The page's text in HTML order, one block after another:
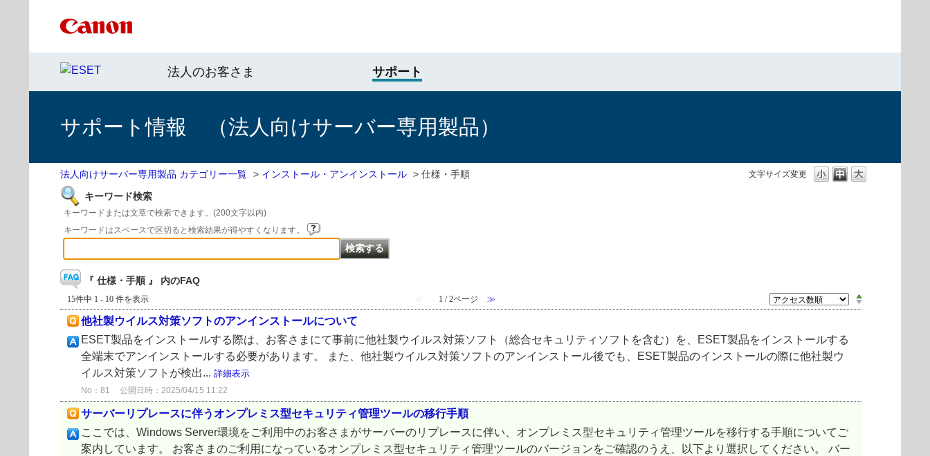
法人のお客さま サポート
サポート情報 （法人向けサーバー専用製品）
文字サイズ変更
法人向けサーバー専用製品 カテゴリー一覧 > インストール・アンインストール > 仕様・手順
キーワード検索
キーワードまたは文章で検索できます。(200文字以内)
キーワードはスペースで区切ると検索結果が得やすくなります。
『 仕様・手順 』 内のFAQ
15件中 1 - 10 件を表示 ≪ 1 / 2ページ ≫
他社製ウイルス対策ソフトのアンインストールについて
ESET製品をインストールする際は、お客さまにて事前に他社製ウイルス対策ソフト（総合セキュリティソフトを含む）を、ESET製品をインストールする
全端末でアンインストールする必要があります。 また、他社製ウイルス対策ソフトのアンインストール後でも、ESET製品のインストールの際に他社製ウ
イルス対策ソフトが検出... 詳細表示
No：81 公開日時：2025/04/15 11:22
サーバーリプレースに伴うオンプレミス型セキュリティ管理ツールの移行手順
ここでは、Windows Server環境をご利用中のお客さまがサーバーのリプレースに伴い、オンプレミス型セキュリティ管理ツールを移行する手順についてご
案内しています。 お客さまのご利用になっているオンプレミス型セキュリティ管理ツールのバージョンをご確認のうえ、以下より選択してください。 バー